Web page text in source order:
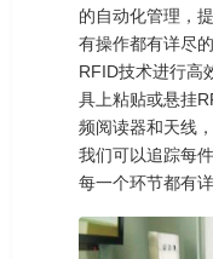
的自动化管理，
有操作都有详尽
RFID技术进行高
具上粘贴或悬挂
频阅读器和天线
我们可以追踪每
每一个环节都有详